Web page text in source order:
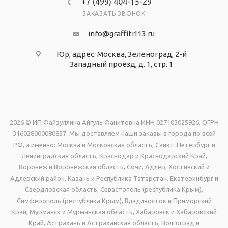
чернилами с разрешением печати 1440 dpi. Кармашки
прозрачного материала - ПЭТ.
ЗАКАЗАТЬ ЗВОНОК
info@graffiti113.ru
Юр, адрес: Москва, Зеленоград, 2-й
Западный проезд, д. 1, стр. 1
2026 © ИП Файзуллина Айгуль Фанитовна ИНН 027103025926, ОГРН
316028000080857. Мы доставляем наши заказы в города по всей
РФ, а именно: Москва и Московская область, Санкт-Петербург и
Ленинградская область, Краснодар и Краснодарский Край,
Воронеж и Воронежская область, Сочи, Адлер, Хостинский и
Адлерский район, Казань и Республика Татарстан, Екатеринбург и
Свердловская область, Севастополь (республика Крым),
Симферополь (республика Крым), Владивосток и Приморский
Край, Мурманск и Мурманская область, Хабаровск и Хабаровский
Край, Астрахань и Астраханская область, Волгоград и